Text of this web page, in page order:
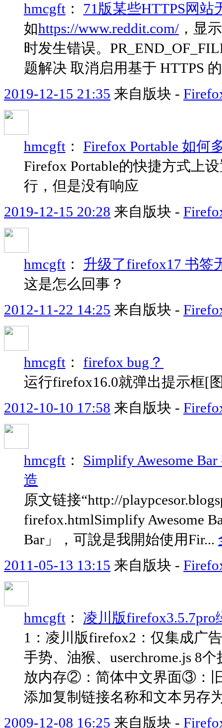
hmcgft ： 71版某些HTTPS网站
如https://www.reddit.com/ ，显
时发生错误。
题解决 取消启用基于 HTTPS
2019-12-15 21:35 来自版块 -
hmcgft ： Firefox Portable 如何
Firefox Portable的快捷方式上
行，但是没有响应
2019-12-15 20:28 来自版块 -
hmcgft ： 升级了firefox17 书签
这是怎么回事？
2012-11-22 14:25 来自版块 -
hmcgft ： firefox bug？
运行firefox16.0就弹出提示框[
2012-10-10 17:58 来自版块 -
hmcgft ： Simplify Awesome
造
原文链接“http://
firefox.htmlSimplify Awesome
Bar」，可說是我開始使用Fir...
2011-05-13 13:15 来自版块 -
hmcgft ： 凌川版
1：凌川版firefox2：仅集成广
手势、油猴、userchrome.js 8
放内存②：简体中文界面③：
添加复制链接名称和文本另存
2009-12-08 16:25 来自版块 -